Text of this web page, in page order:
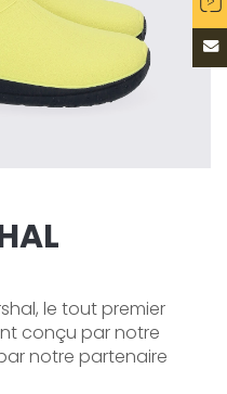
le tout premier
conçu par notre
notre partenaire